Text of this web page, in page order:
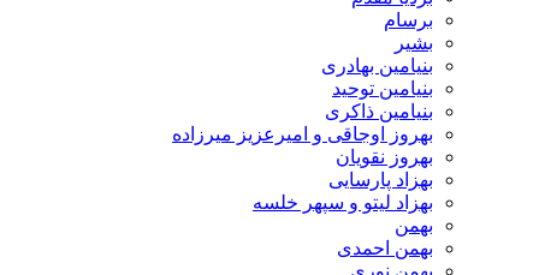
برسام
بشیر
بنیامین بهادری
بنیامین توحید
بنیامین ذاکری
بهروز اوجاقی و امیرعزیز میرزاده
بهروز نقویان
بهزاد پارسایی
بهزاد لیتو و سپهر خلسه
بهمن
بهمن احمدی
بهمن نوری